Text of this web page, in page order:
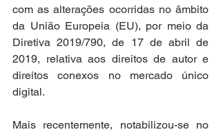
com as alterações ocorridas no âmbito
da União Europeia (EU), por meio da
Diretiva 2019/790, de 17 de abril de
2019, relativa aos direitos de autor e
direitos conexos no mercado único
digital.
Mais recentemente, notabilizou-se no